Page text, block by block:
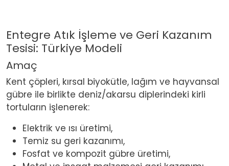
Entegre Atık İşleme ve Geri Kazanım
Tesisi: Türkiye Modeli
Amaç
Kent çöpleri, kırsal biyokütle, lağım ve hayvansal
gübre ile birlikte deniz/akarsu diplerindeki kirli
tortuların işlenerek:
Elektrik ve ısı üretimi,
Temiz su geri kazanımı,
Fosfat ve kompozit gübre üretimi,